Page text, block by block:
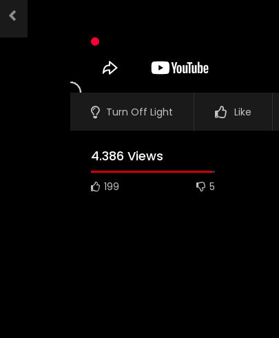
Turn Off Light Like
4.386 Views
199 5